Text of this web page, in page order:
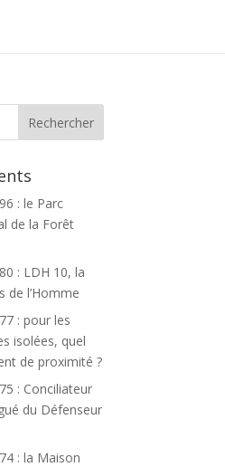
: le Parc
de la Forêt
: LDH 10, la
de l’Homme
: pour les
isolées, quel
de proximité ?
: Conciliateur
du Défenseur
: la Maison